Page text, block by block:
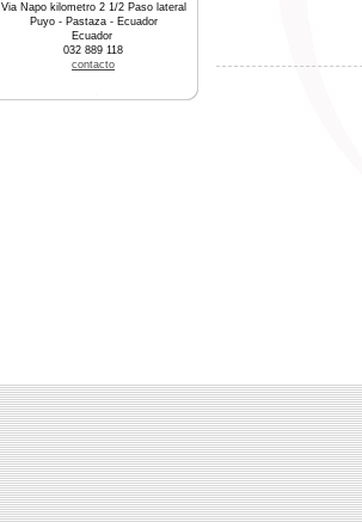
Via Napo kilometro 2 1/2 Paso lateral
Puyo - Pastaza - Ecuador
Ecuador
032 889 118
contacto